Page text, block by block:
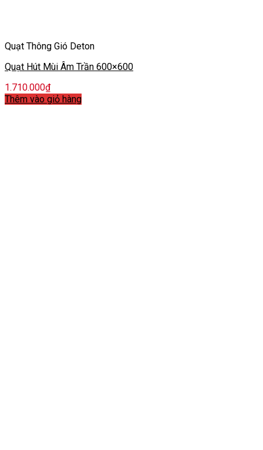
Quạt Thông Gió Deton
Quạt Hút Mùi Âm Trần 600×600
1.710.000₫
Thêm vào giỏ hàng